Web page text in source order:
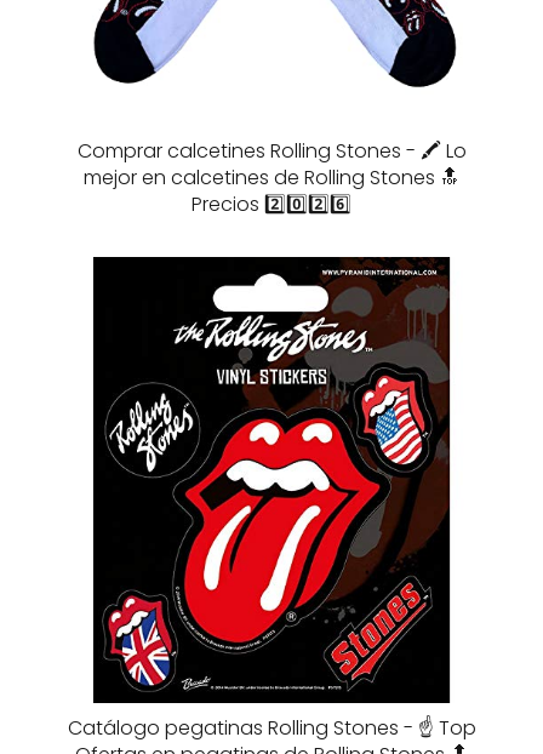
Comprar calcetines Rolling Stones - 🖍️ Lo
mejor en calcetines de Rolling Stones 🔝
Precios 2️⃣0️⃣2️⃣6️⃣
Catálogo pegatinas Rolling Stones - ☝️ Top